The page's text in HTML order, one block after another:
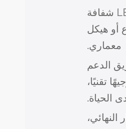
نقدم شاشات LED شفافة
أو هيكل
معماري.
الدعم
تقنيًا،
الحياة.
النهائي،